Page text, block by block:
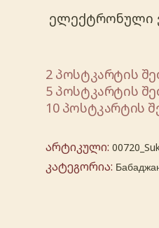
ელექტრონული
2 პოსტკარტის
5 პოსტკარტის
10 პოსტკარტის
არტიკული:
კატეგორია: